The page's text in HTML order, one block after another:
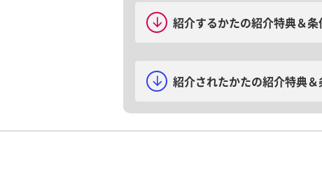
紹介するかたの紹介特典＆条
紹介されたかたの紹介特典＆